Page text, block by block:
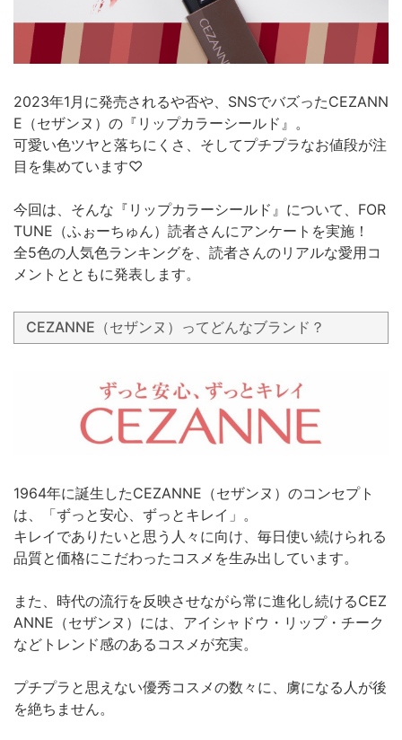
2023年1月に発売されるや否や、SNSでバズったCEZANN
E（セザンヌ）の『リップカラーシールド』。
可愛い色ツヤと落ちにくさ、そしてプチプラなお値段が注
目を集めています♡
今回は、そんな『リップカラーシールド』について、FOR
TUNE（ふぉーちゅん）読者さんにアンケートを実施！
全5色の人気色ランキングを、読者さんのリアルな愛用コ
メントとともに発表します。
CEZANNE（セザンヌ）ってどんなブランド？
1964年に誕生したCEZANNE（セザンヌ）のコンセプト
は、「ずっと安心、ずっとキレイ」。
キレイでありたいと思う人々に向け、毎日使い続けられる
品質と価格にこだわったコスメを生み出しています。
また、時代の流行を反映させながら常に進化し続けるCEZ
ANNE（セザンヌ）には、アイシャドウ・リップ・チーク
などトレンド感のあるコスメが充実。
プチプラと思えない優秀コスメの数々に、虜になる人が後
を絶ちません。